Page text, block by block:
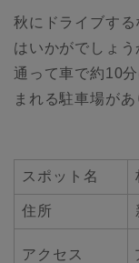
秋にドライブす
はいかがでしょ
通って車で約10
まれる駐車場があ
スポット名
住所
アクセス